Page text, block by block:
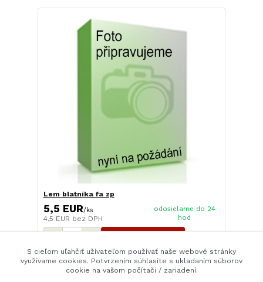
Lem blatníka fa zp
5,5 EUR/ks
4,5 EUR bez DPH
odosielame do 24
hod
strana z 1
S cieľom uľahčiť užívateľom používať naše webové stránky
využívame cookies. Potvrzením súhlasíte s ukladaním súborov
cookie na vašom počítači / zariadení.